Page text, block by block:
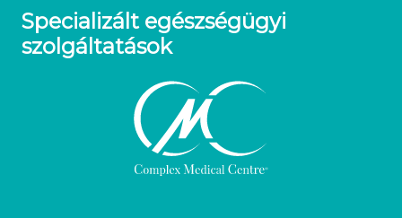
Specializált egészségügyi
szolgáltatások